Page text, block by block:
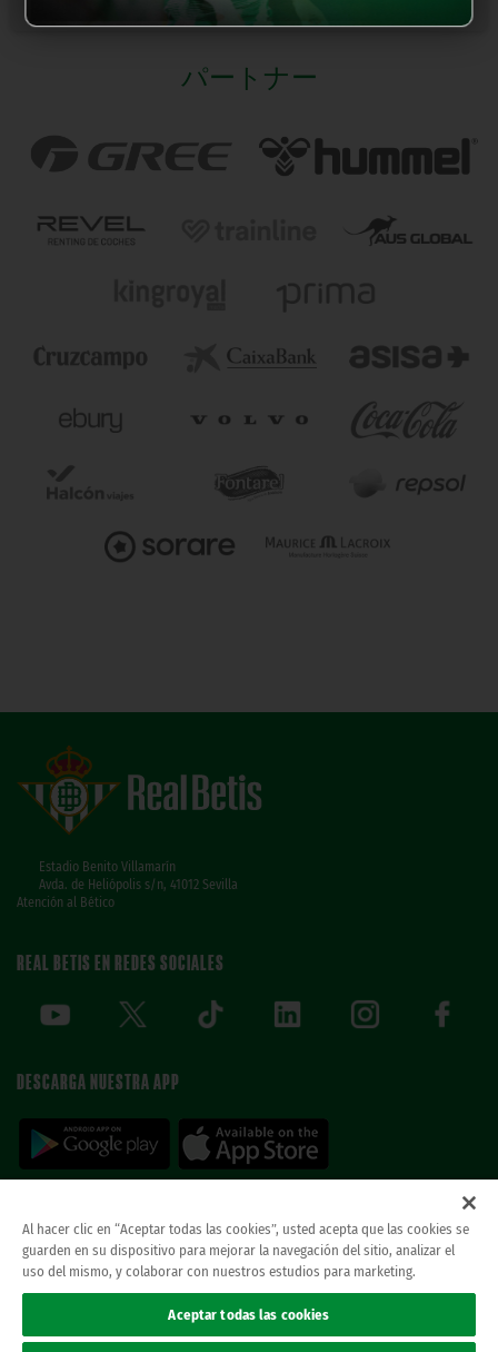
パートナー
Estadio Benito Villamarín
Avda. de Heliópolis s/n, 41012 Sevilla
Atención al Bético
REAL BETIS EN REDES SOCIALES
DESCARGA NUESTRA APP
© REAL BETIS BALOMPIE.当ウェブサイトは唯一のレアル・ベティス・バロン
ピエ公式ウェブサイトです。無断複製禁止。.
Al hacer clic en “Aceptar todas las cookies”, usted acepta que las cookies se
guarden en su dispositivo para mejorar la navegación del sitio, analizar el
uso del mismo, y colaborar con nuestros estudios para marketing.
Aceptar todas las cookies